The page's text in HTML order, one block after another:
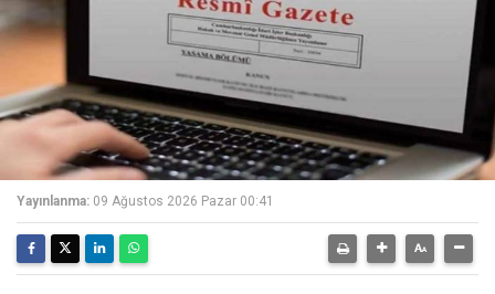
Yayınlanma: 09 Ağustos 2026 Pazar 00:41